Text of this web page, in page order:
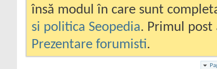
însă modul în care sunt
si politica Seopedia. Primul
Prezentare forumisti.